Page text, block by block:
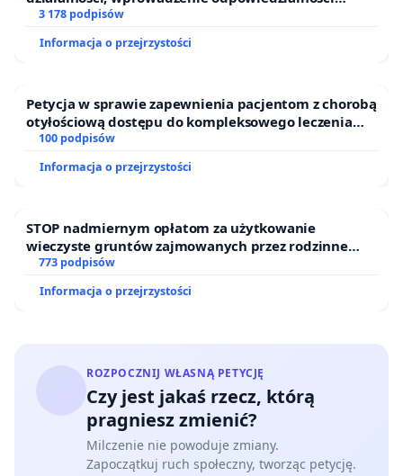
finansowej kluczowych urzędników i sędziów
3 178 podpisów
Informacja o przejrzystości
Petycja w sprawie zapewnienia pacjentom z chorobą
otyłościową dostępu do kompleksowego leczenia
oraz programów profilaktycznych.
100 podpisów
Informacja o przejrzystości
STOP nadmiernym opłatom za użytkowanie
wieczyste gruntów zajmowanych przez rodzinne
ogrody działkowe.
773 podpisów
Informacja o przejrzystości
ROZPOCZNIJ WŁASNĄ PETYCJĘ
Czy jest jakaś rzecz, którą
pragniesz zmienić?
Milczenie nie powoduje zmiany.
Zapoczątkuj ruch społeczny, tworząc petycję.